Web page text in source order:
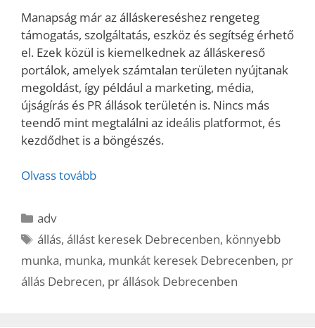
Manapság már az álláskereséshez rengeteg
támogatás, szolgáltatás, eszköz és segítség érhető
el. Ezek közül is kiemelkednek az álláskereső
portálok, amelyek számtalan területen nyújtanak
megoldást, így például a marketing, média,
újságírás és PR állások területén is. Nincs más
teendő mint megtalálni az ideális platformot, és
kezdődhet is a böngészés.
Olvass tovább
Kategória
adv
Címkék
állás,állást keresek Debrecenben, könnyebb
munka, munka, munkát keresek Debrecenben, pr
állás Debrecen, pr állások Debrecenben